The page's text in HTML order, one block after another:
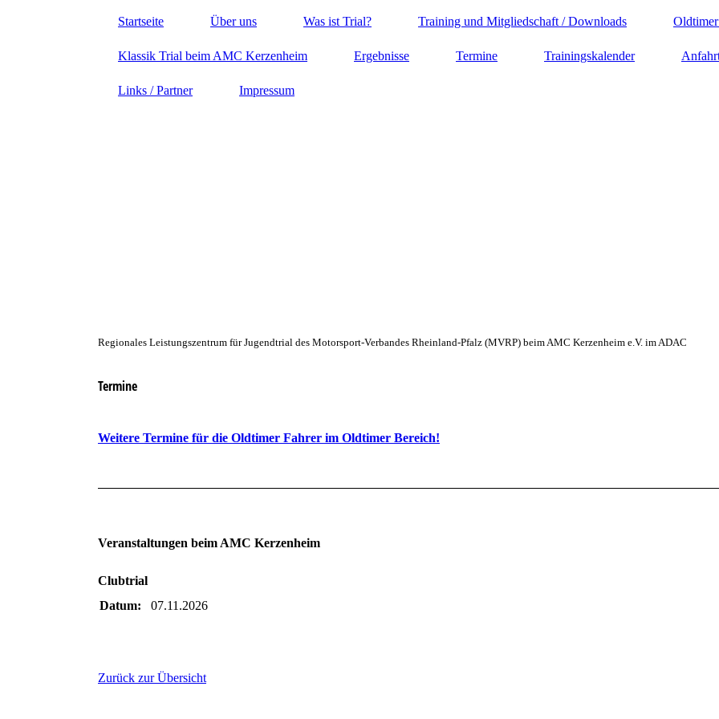
Startseite Über uns Was ist Trial? Training und Mitgliedschaft / Downloads
Klassik Trial beim AMC Kerzenheim Ergebnisse Termine Trainingskalender
Links / Partner Impressum
Regionales Leistungszentrum für Jugendtrial des Motorsport-Verbandes Rheinland-Pfalz (MVRP) beim AMC Kerzenheim e.V. im ADAC
Termine
Weitere Termine für die Oldtimer Fahrer im Oldtimer Bereich!
Veranstaltungen beim AMC Kerzenheim
Clubtrial
Datum:
07.11.2026
Zurück zur Übersicht